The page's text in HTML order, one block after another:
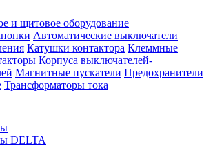
и щитовое оборудование
Автоматические выключатели
Катушки контактора Клеммные
Корпуса выключателей-
Магнитные пускатели Предохранители
Трансформаторы тока
DELTA